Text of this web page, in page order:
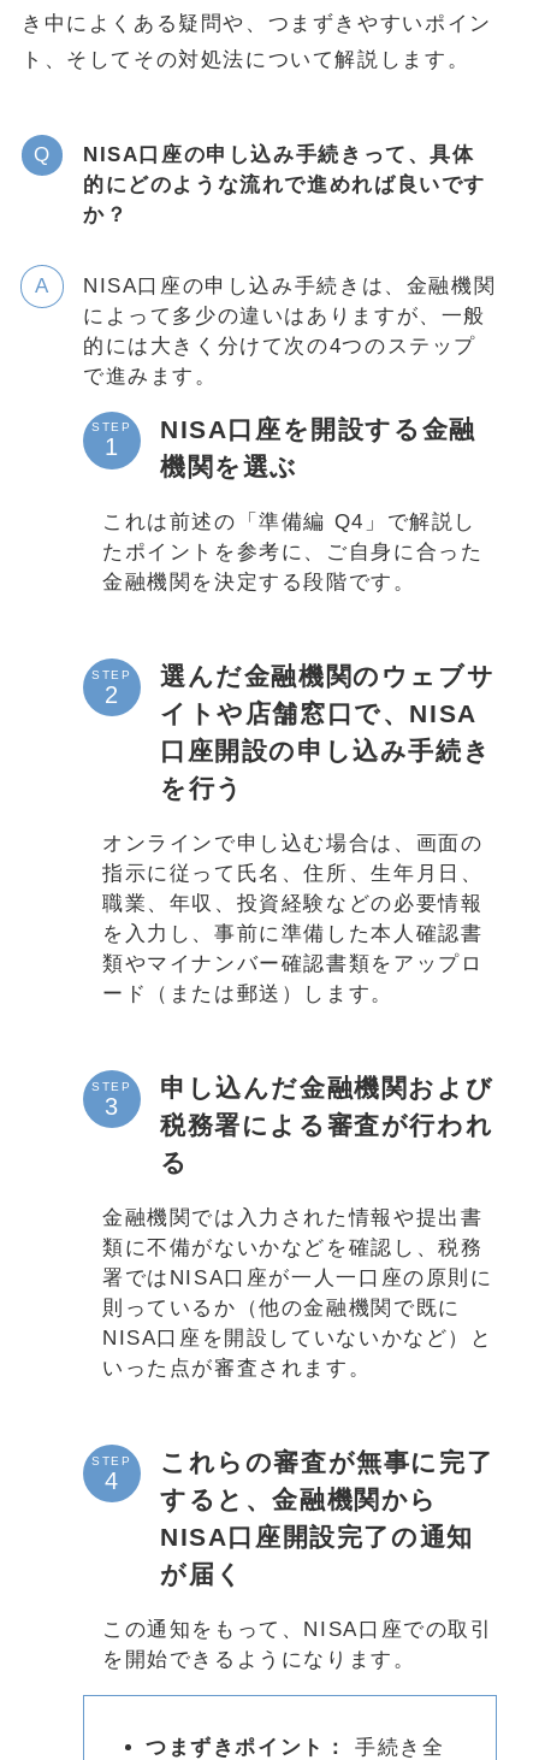
き中によくある疑問や、つまずきやすいポイン
ト、そしてその対処法について解説します。
NISA口座の申し込み手続きって、具体
的にどのような流れで進めれば良いです
か？
NISA口座の申し込み手続きは、金融機関
によって多少の違いはありますが、一般
的には大きく分けて次の4つのステップ
で進みます。
STEP
NISA口座を開設する金融
機関を選ぶ
これは前述の「準備編 Q4」で解説し
たポイントを参考に、ご自身に合った
金融機関を決定する段階です。
STEP
選んだ金融機関のウェブサ
イトや店舗窓口で、NISA
口座開設の申し込み手続き
を行う
オンラインで申し込む場合は、画面の
指示に従って氏名、住所、生年月日、
職業、年収、投資経験などの必要情報
を入力し、事前に準備した本人確認書
類やマイナンバー確認書類をアップロ
ード（または郵送）します。
STEP
申し込んだ金融機関および
税務署による審査が行われ
る
金融機関では入力された情報や提出書
類に不備がないかなどを確認し、税務
署ではNISA口座が一人一口座の原則に
則っているか（他の金融機関で既に
NISA口座を開設していないかなど）と
いった点が審査されます。
STEP
これらの審査が無事に完了
すると、金融機関から
NISA口座開設完了の通知
が届く
この通知をもって、NISA口座での取引
を開始できるようになります。
つまずきポイント：
手続き全